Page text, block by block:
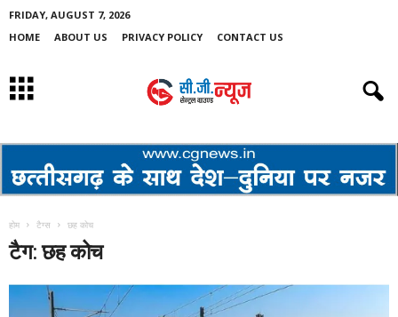
FRIDAY, AUGUST 7, 2026
HOME
ABOUT US PRIVACY POLICY CONTACT US
होम टैग्स छह कोच
टैग: छह कोच